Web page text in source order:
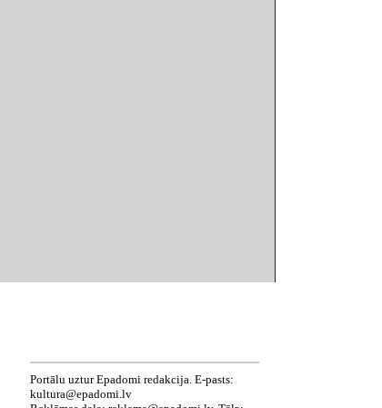
Portālu uztur Epadomi redakcija. E-pasts:
kultura@epadomi.lv